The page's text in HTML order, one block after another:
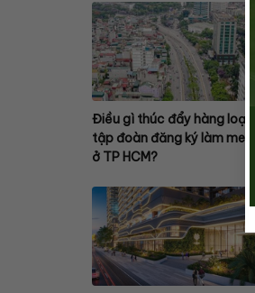
Điều gì thúc đẩy hàng loạt
tập đoàn đăng ký làm metro
ở TP HCM?